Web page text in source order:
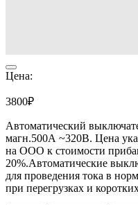
Цена:
3800₽
Автоматический
магн.500А ~320В. Цена
на ООО к стоимости
20%.Автоматические
для проведения тока в
при перегрузках и